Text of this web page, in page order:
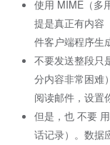
使用 MIME（多
提是真正有内容
件客户端程序生
不要发送整段只
分内容非常困难
阅读邮件，设置
但是，也 不要
话记录）。数据